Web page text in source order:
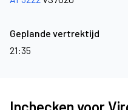
Geplande vertrektijd
21:35